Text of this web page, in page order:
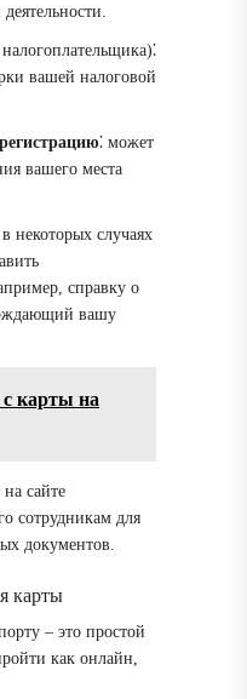
вашей налоговой
⁚ может
вашего места
в некоторых случаях
справку о
вашу
карты на
сайте
сотрудникам для
документов.
карты
– это простой
как онлайн,